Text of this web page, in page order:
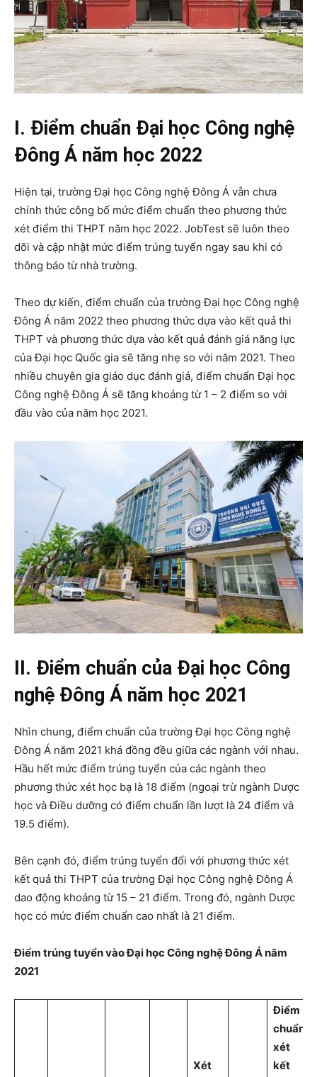
I. Điểm chuẩn Đại học Công nghệ
Đông Á năm học 2022
Hiện tại, trường Đại học Công nghệ Đông Á vẫn chưa
chính thức công bố mức điểm chuẩn theo phương thức
xét điểm thi THPT năm học 2022. JobTest sẽ luôn theo
dõi và cập nhật mức điểm trúng tuyển ngay sau khi có
thông báo từ nhà trường.
Theo dự kiến, điểm chuẩn của trường Đại học Công nghệ
Đông Á năm 2022 theo phương thức dựa vào kết quả thi
THPT và phương thức dựa vào kết quả đánh giá năng lực
của Đại học Quốc gia sẽ tăng nhẹ so với năm 2021. Theo
nhiều chuyên gia giáo dục đánh giá, điểm chuẩn Đại học
Công nghệ Đông Á sẽ tăng khoảng từ 1 – 2 điểm so với
đầu vào của năm học 2021.
II. Điểm chuẩn của Đại học Công
nghệ Đông Á năm học 2021
Nhìn chung, điểm chuẩn của trường Đại học Công nghệ
Đông Á năm 2021 khá đồng đều giữa các ngành với nhau.
Hầu hết mức điểm trúng tuyển của các ngành theo
phương thức xét học bạ là 18 điểm (ngoại trừ ngành Dược
học và Điều dưỡng có điểm chuẩn lần lượt là 24 điểm và
19.5 điểm).
Bên cạnh đó, điểm trúng tuyển đối với phương thức xét
kết quả thi THPT của trường Đại học Công nghệ Đông Á
dao động khoảng từ 15 – 21 điểm. Trong đó, ngành Dược
học có mức điểm chuẩn cao nhất là 21 điểm.
Điểm trúng tuyển vào Đại học Công nghệ Đông Á năm
2021
Xét
Điểm
chuẩn
xét
kết